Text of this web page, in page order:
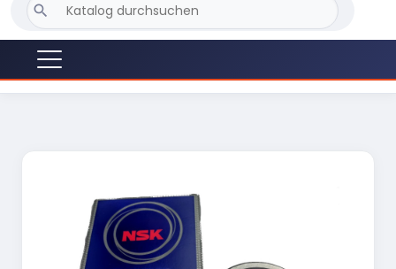
search